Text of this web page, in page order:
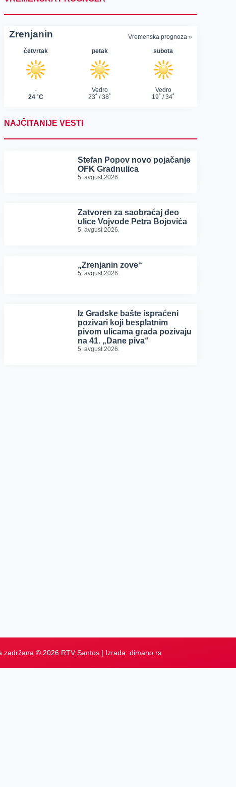
NAJČITANIJE VESTI
Stefan Popov novo pojačanje
OFK Gradnulica
5. avgust 2026.
Zatvoren za saobraćaj deo
ulice Vojvode Petra Bojovića
5. avgust 2026.
„Zrenjanin zove“
5. avgust 2026.
Iz Gradske bašte ispraćeni
pozivari koji besplatnim
pivom ulicama grada pozivaju
na 41. „Dane piva“
5. avgust 2026.
zadržana © 2026 RTV Santos | Izrada: dimano.rs